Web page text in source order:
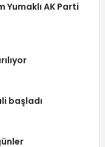
Yumaklı AK Parti
başladı